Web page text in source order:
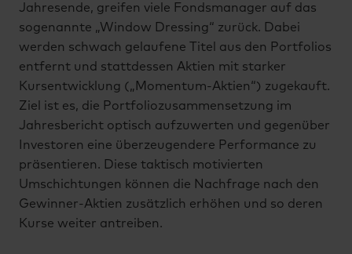
Jahresende, greifen viele Fondsmanager auf das
sogenannte „Window Dressing“ zurück. Dabei
werden schwach gelaufene Titel aus den Portfolios
entfernt und stattdessen Aktien mit starker
Kursentwicklung („Momentum-Aktien“) zugekauft.
Ziel ist es, die Portfoliozusammensetzung im
Jahresbericht optisch aufzuwerten und gegenüber
Investoren eine überzeugendere Performance zu
präsentieren. Diese taktisch motivierten
Umschichtungen können die Nachfrage nach den
Gewinner-Aktien zusätzlich erhöhen und so deren
Kurse weiter antreiben.